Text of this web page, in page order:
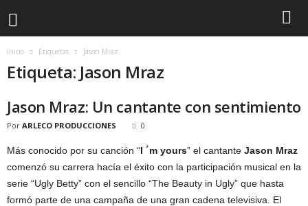
Inicio Etiquetas Jason Mraz
Etiqueta: Jason Mraz
Jason Mraz: Un cantante con sentimiento
Por ARLECO PRODUCCIONES 0
Más conocido por su canción “I ´m yours” el cantante Jason Mraz
comenzó su carrera hacía el éxito con la participación musical en la
serie “Ugly Betty” con el sencillo “The Beauty in Ugly” que hasta
formó parte de una campaña de una gran cadena televisiva. El